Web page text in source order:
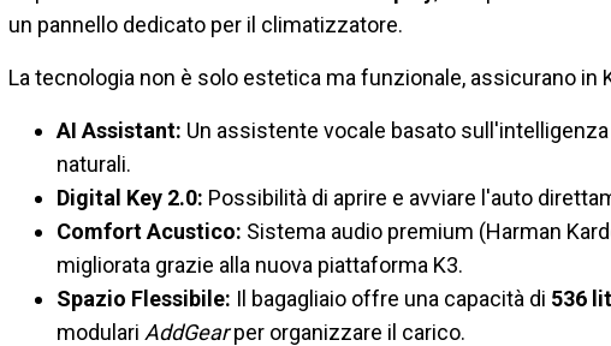
un pannello dedicato per il climatizzatore.
La tecnologia non è solo estetica ma funzionale, assicurano in
AI Assistant: Un assistente vocale basato
naturali.
Digital Key 2.0: Possibilità di aprire e avviare l'auto
Comfort Acustico: Sistema audio premium (Harman
migliorata grazie alla nuova piattaforma K3.
Spazio Flessibile: Il bagagliaio offre una capacità di 536
modulari AddGearper organizzare il carico.